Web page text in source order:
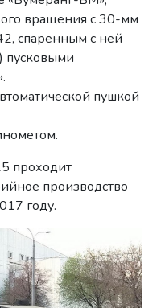
вращения с 30-мм
спаренным с ней
пусковыми
пушкой
проходит
производство
году.